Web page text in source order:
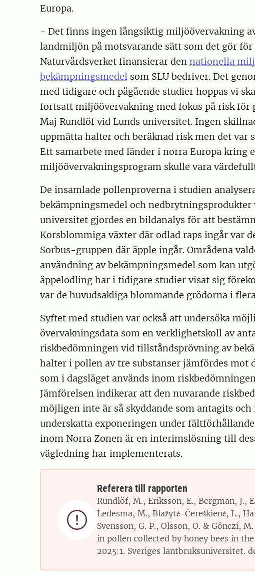
Europa.
- Det finns ingen långsiktig miljöövervakning
landmiljön på motsvarande sätt som det gör
Naturvårdsverket finansierar den nationella
bekämpningsmedel som SLU bedriver. Det
med tidigare och pågående studier hoppas vi
fortsatt miljöövervakning med fokus på risk för
Maj Rundlöf vid Lunds universitet. Ingen
uppmätta halter och beräknad risk men det var
Ett samarbete med länder i norra Europa kring
miljöövervakningsprogram skulle vara
De insamlade pollenproverna i studien
bekämpningsmedel och nedbrytningsprodukter
universitet gjordes en bildanalys för att
Korsblommiga växter där odlad raps ingår var
Sorbus-gruppen där äpple ingår. Områdena
användning av bekämpningsmedel som kan
äppelodling har i tidigare studier visat sig
var de huvudsakliga blommande grödorna i
Syftet med studien var också att undersöka
övervakningsdata som en verklighetskoll av
riskbedömningen vid tillståndsprövning av
halter i pollen av tre substanser jämfördes mot
som i dagsläget används inom
Jämförelsen indikerar att den nuvarande
möjligen inte är så skyddande som antagits
underskatta exponeringen under
inom Norra Zonen är en interimslösning till
vägledning har implementerats.

Referera till rapporten
Rundlöf, M., Eriksson, E., Bergman, J.,
Ledesma, M., Blažytė-Čereškienė, L.,
Svensson, G. P., Olsson, O. & Gönczi,
in pollen collected by honey bees in
2025:1. Sveriges lantbruksuniversitet.